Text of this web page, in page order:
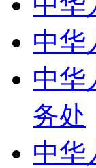
中华
中华
务处
中华